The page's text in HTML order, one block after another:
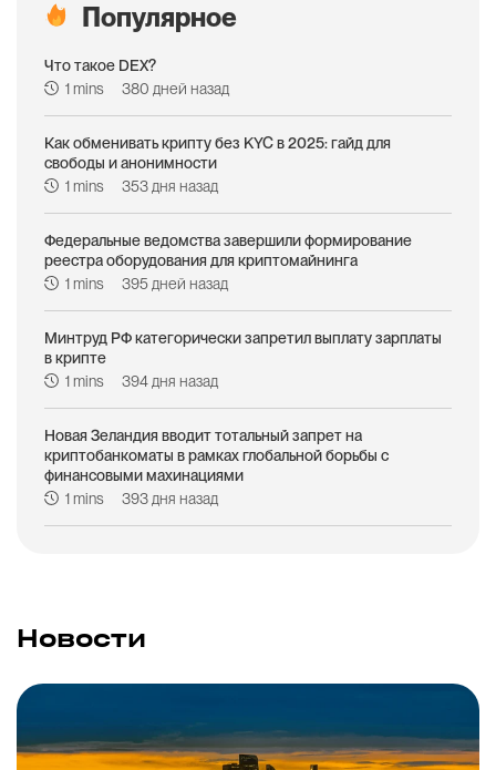
Популярное
Что такое DEX?
1 mins
380 дней назад
Как обменивать крипту без KYC в 2025: гайд для
свободы и анонимности
1 mins
353 дня назад
Федеральные ведомства завершили формирование
реестра оборудования для криптомайнинга
1 mins
395 дней назад
Минтруд РФ категорически запретил выплату зарплаты
в крипте
1 mins
394 дня назад
Новая Зеландия вводит тотальный запрет на
криптобанкоматы в рамках глобальной борьбы с
финансовыми махинациями
1 mins
393 дня назад
Новости